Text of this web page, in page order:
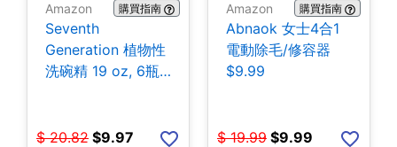
Amazon 購買指南
Seventh
Generation 植物性
洗碗精 19 oz, 6瓶
$ 20.82 $9.97
Amazon 購買指南
Abnaok 女士4合1
電動除毛/修容器
$9.99
$ 19.99 $9.99